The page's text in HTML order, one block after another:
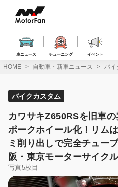
ス
車ニュース チューニング イベント
HOME 自動車・新車ニュース バイ
バイクカスタム
カワサキZ650RSを旧車
ポークホイール化！リム
ミ削り出しで完全チュー
阪・東京モーターサイク
写真5枚目